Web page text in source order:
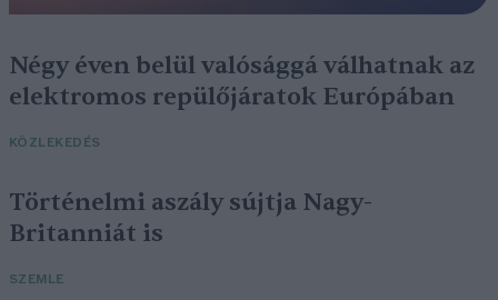
Négy éven belül valósággá válhatnak az
elektromos repülőjáratok Európában
KÖZLEKEDÉS
Történelmi aszály sújtja Nagy-
Britanniát is
SZEMLE